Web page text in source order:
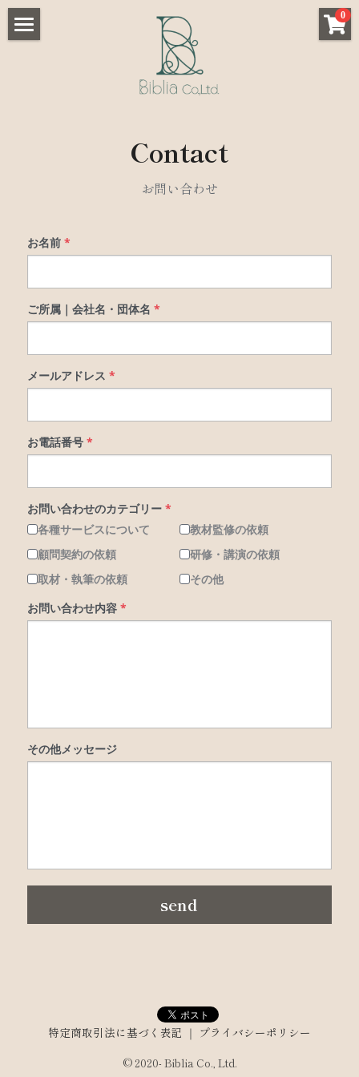
0
- 小規模事業者向け
Academy
About us
Contact
login
Contact
お問い合わせ
お名前*
ご所属｜会社名・団体名 *
メールアドレス *
お電話番号*
お問い合わせのカテゴリー*
各種サービスについて
教材監修の依頼
顧問契約の依頼
研修・講演の依頼
取材・執筆の依頼
その他
お問い合わせ内容*
その他メッセージ
send
特定商取引法に基づく表記 ｜ プライバシーポリシー
© 2020- Biblia Co., Ltd.
×
ストアカテゴリー
すべてのカテゴリー
×
ブログカテゴリー
すべてのカテゴリ